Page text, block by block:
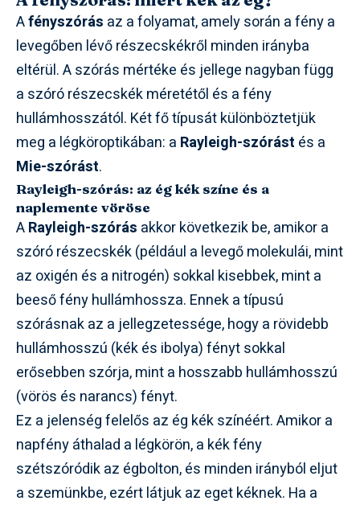
Afényszórás az a folyamat, amely során a fény a
levegőben lévő részecskékről minden irányba
eltérül. A szórás mértéke és jellege nagyban függ
a szóró részecskék méretétől és a fény
hullámhosszától. Két fő típusát különböztetjük
meg a légköroptikában: a Rayleigh-szórást és a
Mie-szórást.
Rayleigh-szórás: az ég kék színe és a
naplemente vöröse
ARayleigh-szórás akkor következik be, amikor a
szóró részecskék (például a levegő molekulái, mint
az oxigén és a nitrogén) sokkal kisebbek, mint a
beeső fény hullámhossza. Ennek a típusú
szórásnak az a jellegzetessége, hogy a rövidebb
hullámhosszú (kék és ibolya) fényt sokkal
erősebben szórja, mint a hosszabb hullámhosszú
(vörös és narancs) fényt.
Ez a jelenség felelős az ég kék színéért. Amikor a
napfény áthalad a légkörön, a kék fény
szétszóródik az égbolton, és minden irányból eljut
a szemünkbe, ezért látjuk az eget kéknek. Ha a